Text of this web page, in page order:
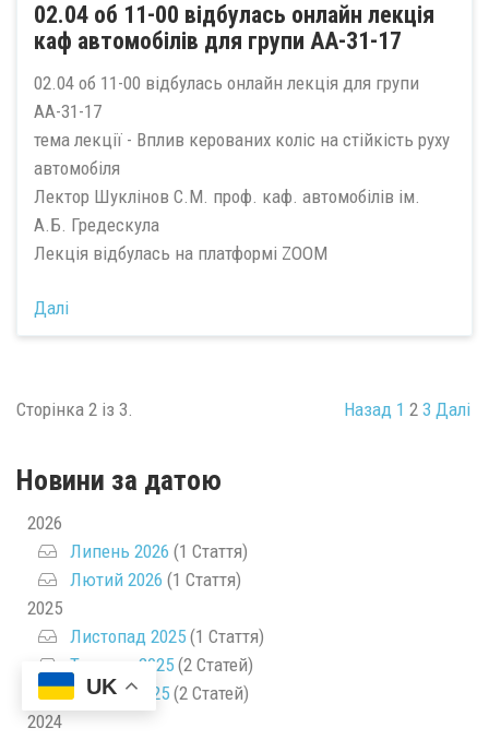
02.04 об 11-00 відбулась онлайн лекція
каф автомобілів для групи АА-31-17
02.04 об 11-00 відбулась онлайн лекція для групи
АА-31-17
тема лекції - Вплив керованих коліс на стійкість руху
автомобіля
Лектор Шуклінов С.М. проф. каф. автомобілів ім.
А.Б. Гредескула
Лекція відбулась на платформі ZOOM
Далі
Сторінка 2 із 3. Назад 1 2 3 Далі
Новини за датою
2026
Липень 2026 (1 Стаття)
Лютий 2026 (1 Стаття)
2025
Листопад 2025 (1 Стаття)
Травень 2025 (2 Статей)
Квітень 2025 (2 Статей)
2024
UK